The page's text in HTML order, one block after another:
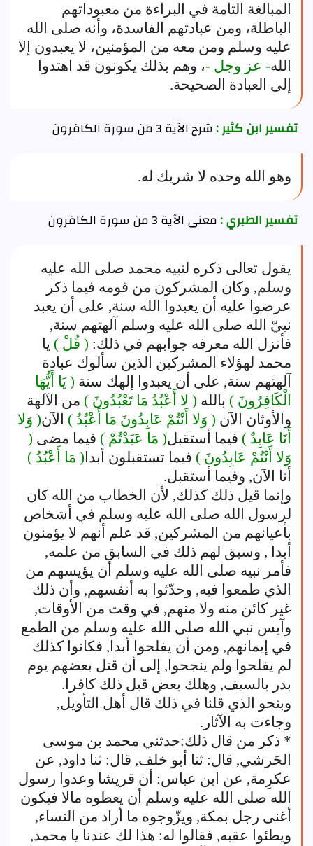
المبالغة التامة في البراءة من معبوداتهم
الباطلة، ومن عبادتهم الفاسدة، وأنه صلى الله
عليه وسلم ومن معه من المؤمنين، لا يعبدون إلا
الله- عز وجل -، وهم بذلك يكونون قد اهتدوا
إلى العبادة الصحيحة.
تفسير ابن كثير :شرح الآية 3 من سورة الكافرون
وهو الله وحده لا شريك له.
تفسير الطبري :معنى الآية 3 من سورة الكافرون
يقول تعالى ذكره لنبيه محمد صلى الله عليه
وسلم, وكان المشركون من قومه فيما ذكر
عرضوا عليه أن يعبدوا الله سنة, على أن يعبد
نبيّ الله صلى الله عليه وسلم آلهتهم سنة,
فأنزل الله معرفه جوابهم في ذلك: ( قُلْ ) يا
محمد لهؤلاء المشركين الذين سألوك عبادة
آلهتهم سنة, على أن يعبدوا إلهك سنة ( يَا أَيُّهَا
الْكَافِرُونَ ) بالله ( لا أَعْبُدُ مَا تَعْبُدُونَ ) من الآلهة
والأوثان الآن ( وَلا أَنْتُمْ عَابِدُونَ مَا أَعْبُدُ ) الآن( وَلا
أَنَا عَابِدٌ ) فيما أستقبل( مَا عَبَدْتُمْ ) فيما مضى (
وَلا أَنْتُمْ عَابِدُونَ ) فيما تستقبلون أبدا ( مَا أَعْبُدُ )
أنا الآن, وفيما أستقبل.
وإنما قيل ذلك كذلك, لأن الخطاب من الله كان
لرسول الله صلى الله عليه وسلم في أشخاص
بأعيانهم من المشركين, قد علم أنهم لا يؤمنون
أبدا , وسبق لهم ذلك في السابق من علمه,
فأمر نبيه صلى الله عليه وسلم أن يؤيسهم من
الذي طمعوا فيه, وحدّثوا به أنفسهم, وأن ذلك
غير كائن منه ولا منهم, في وقت من الأوقات,
وآيس نبي الله صلى الله عليه وسلم من الطمع
في إيمانهم, ومن أن يفلحوا أبدا, فكانوا كذلك
لم يفلحوا ولم ينجحوا, إلى أن قتل بعضهم يوم
بدر بالسيف, وهلك بعض قبل ذلك كافرا.
وبنحو الذي قلنا في ذلك قال أهل التأويل,
وجاءت به الآثار.
* ذكر من قال ذلك:حدثني محمد بن موسى
الحَرشي, قال: ثنا أبو خلف, قال: ثنا داود, عن
عكرِمة, عن ابن عباس: أن قريشا وعدوا رسول
الله صلى الله عليه وسلم أن يعطوه مالا فيكون
أغنى رجل بمكة, ويزّوجوه ما أراد من النساء,
ويطئوا عقبه, فقالوا له: هذا لك عندنا يا محمد,